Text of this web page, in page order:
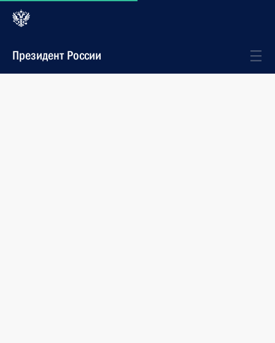
Президент России